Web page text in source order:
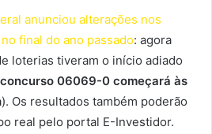
anunciou alterações nos
final do ano passado: agora
loterias tiveram o início adiado
06069-0 começará às
Os resultados também poderão
real pelo portal E-Investidor.